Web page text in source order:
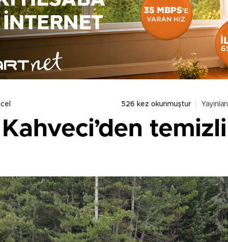
526 kez okunmuştur
Kahveci’den